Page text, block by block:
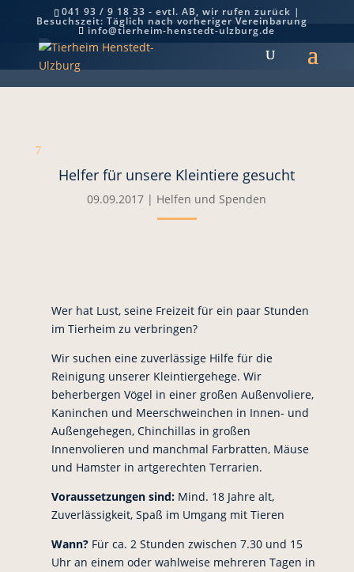
041 93 / 9 18 33 - evtl. AB, wir rufen zurück |
Besuchszeit: Täglich nach vorheriger Vereinbarung
info@tierheim-henstedt-ulzburg.de
Helfer für unsere Kleintiere gesucht
7
Helfer für unsere Kleintiere gesucht
09.09.2017 | Helfen und Spenden
Wer hat Lust, seine Freizeit für ein paar Stunden
im Tierheim zu verbringen?
Wir suchen eine zuverlässige Hilfe für die
Reinigung unserer Kleintiergehege. Wir
beherbergen Vögel in einer großen Außenvoliere,
Kaninchen und Meerschweinchen in Innen- und
Außengehegen, Chinchillas in großen
Innenvolieren und manchmal Farbratten, Mäuse
und Hamster in artgerechten Terrarien.
Voraussetzungen sind:Mind. 18 Jahre alt,
Zuverlässigkeit, Spaß im Umgang mit Tieren
Wann?Für ca. 2 Stunden zwischen 7.30 und 15
Uhr an einem oder wahlweise mehreren Tagen in